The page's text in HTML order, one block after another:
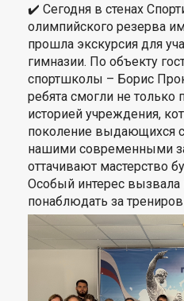
✔️ Сегодня в стенах
олимпийского резерва
прошла экскурсия для
гимназии. По объекту
спортшколы – Борис
ребята смогли не только
историей учреждения,
поколение выдающихся
нашими современными
оттачивают мастерство
Особый интерес
понаблюдать за